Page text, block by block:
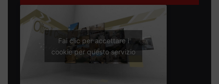
Fai clic per accettare i
cookie per questo servizio